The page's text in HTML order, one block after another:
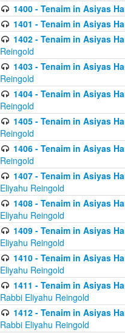
1400 - Tenaim in Asiyas
1401 - Tenaim in Asiyas
1402 - Tenaim in Asiyas
Reingold
1403 - Tenaim in Asiyas
Reingold
1404 - Tenaim in Asiyas
Reingold
1405 - Tenaim in Asiyas
Reingold
1406 - Tenaim in Asiyas
Reingold
1407 - Tenaim in Asiyas
Eliyahu Reingold
1408 - Tenaim in Asiyas
Eliyahu Reingold
1409 - Tenaim in Asiyas
Eliyahu Reingold
1410 - Tenaim in Asiyas
Eliyahu Reingold
1411 - Tenaim in Asiyas
Rabbi Eliyahu Reingold
1412 - Tenaim in Asiyas
Rabbi Eliyahu Reingold